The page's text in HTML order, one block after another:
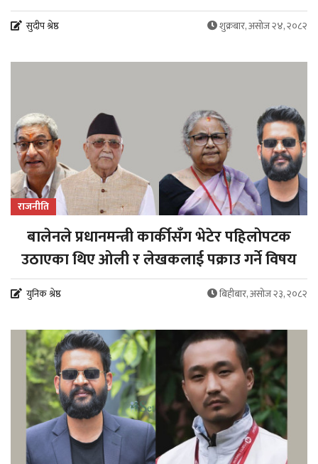
सुदीप श्रेष्ठ शुक्रबार, असोज २४, २०८२
राजनीति
बालेनले प्रधानमन्त्री कार्कीसँग भेटेर पहिलोपटक
उठाएका थिए ओली र लेखकलाई पक्राउ गर्ने विषय
युनिक श्रेष्ठ बिहीबार, असोज २३, २०८२